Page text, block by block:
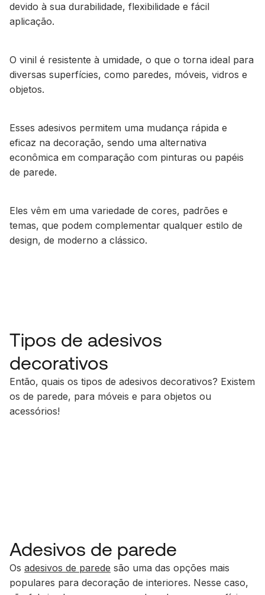
devido à sua durabilidade, flexibilidade e fácil
aplicação.
O vinil é resistente à umidade, o que o torna ideal para
diversas superfícies, como paredes, móveis, vidros e
objetos.
Esses adesivos permitem uma mudança rápida e
eficaz na decoração, sendo uma alternativa
econômica em comparação com pinturas ou papéis
de parede.
Eles vêm em uma variedade de cores, padrões e
temas, que podem complementar qualquer estilo de
design, de moderno a clássico.
Tipos de adesivos
decorativos
Então, quais os tipos de adesivos decorativos? Existem
os de parede, para móveis e para objetos ou
acessórios!
Adesivos de parede
Os adesivos de parede são uma das opções mais
populares para decoração de interiores. Nesse caso,